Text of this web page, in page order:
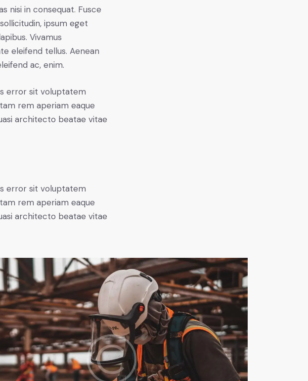
nisi in consequat. Fusce
ipsum eget
Vivamus
eleifend tellus. Aenean
ac, enim.
error sit voluptatem
rem aperiam eaque
architecto beatae vitae
error sit voluptatem
rem aperiam eaque
architecto beatae vitae